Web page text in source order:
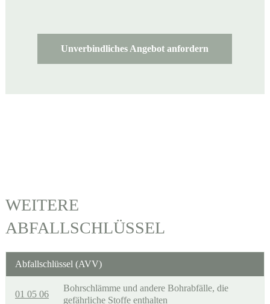
Unverbindliches Angebot anfordern
WEITERE
ABFALLSCHLÜSSEL
Abfallschlüssel (AVV)
01 05 06
Bohrschlämme und andere Bohrabfälle, die
gefährliche Stoffe enthalten